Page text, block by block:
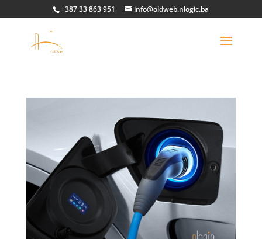
+387 33 863 951 info@oldweb.nlogic.ba